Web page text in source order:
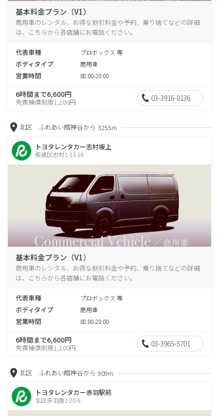
基本料金プラン（V1）
商用車のレンタル、お得な割引料金や予約、乗り捨てなどの詳細
は、こちらから各店舗にお電話ください。
代表車種 プロボックス 等
ボディタイプ 商用車
営業時間 08:00-20:00
6時間まで6,600円
免責補償制度1,100円 03-3916-0136
北区 ふれあい館神谷から 3255m
トヨタレンタカー志村坂上
板橋区志村1-13-14
基本料金プラン（V1）
商用車のレンタル、お得な割引料金や予約、乗り捨てなどの詳細
は、こちらから各店舗にお電話ください。
代表車種 プロボックス 等
ボディタイプ 商用車
営業時間 08:00-20:00
6時間まで6,600円
免責補償制度1,100円 03-3965-5701
北区 ふれあい館神谷から 909m
トヨタレンタカー赤羽駅前
北区赤羽南1-20-6